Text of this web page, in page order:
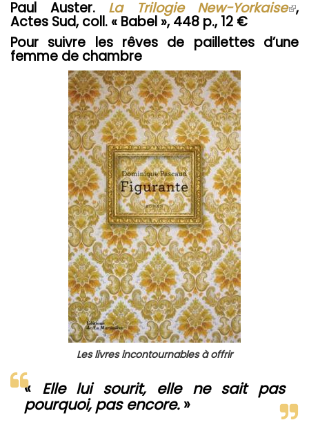
Paul Auster. La Trilogie New-Yorkaise(le
est
,
Actes Sud, coll. « Babel », 448 p., 12 €
Pour suivre les rêves de paillettes d’une
femme de chambre
Les livres incontournables à offrir
« Elle lui sourit, elle ne sait pas
pourquoi, pas encore.»